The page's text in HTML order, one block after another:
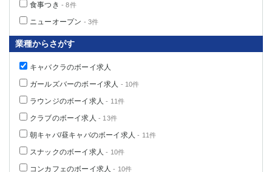
食事つき - 8件
ニューオープン - 3件
業種からさがす
キャバクラのボーイ求人
ガールズバーのボーイ求人 - 10件
ラウンジのボーイ求人 - 11件
クラブのボーイ求人 - 13件
朝キャバ/昼キャバのボーイ求人 - 11件
スナックのボーイ求人 - 10件
コンカフェのボーイ求人 - 10件